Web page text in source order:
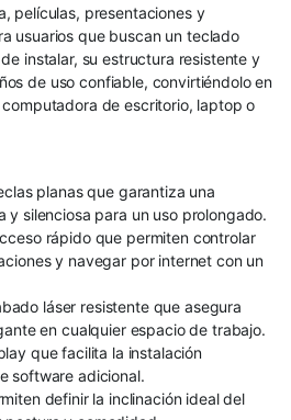
películas, presentaciones y
usuarios que buscan un teclado
instalar, su estructura resistente y
de uso confiable, convirtiéndolo en
de escritorio, laptop o
planas que garantiza una
y silenciosa para un uso prolongado.
rápido que permiten controlar
y navegar por internet con un
láser resistente que asegura
en cualquier espacio de trabajo.
que facilita la instalación
software adicional.
definir la inclinación ideal del